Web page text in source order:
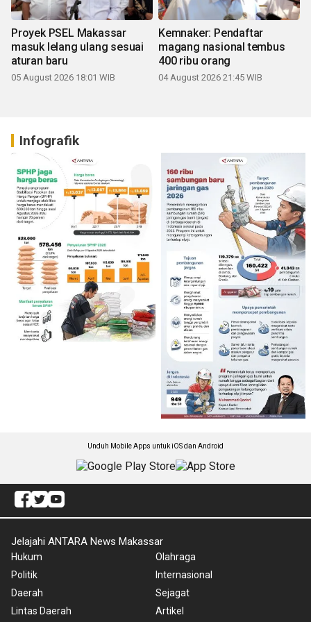
Proyek PSEL Makassar
masuk lelang ulang sesuai
aturan baru
05 August 2026 18:01 WIB
Kemnaker: Pendaftar
magang nasional tembus
400 ribu orang
04 August 2026 21:45 WIB
Infografik
Unduh Mobile Apps untuk iOS dan Android
Jelajahi ANTARA News Makassar
Hukum
Politik
Daerah
Lintas Daerah
Olahraga
Internasional
Sejagat
Artikel